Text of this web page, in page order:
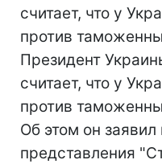
считает, что у
против
Президент
считает, что у
против
Об этом он
представления